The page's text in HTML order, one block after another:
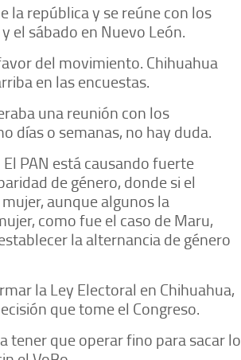
la república y se reúne con los
el sábado en Nuevo León.
del movimiento. Chihuahua
en las encuestas.
una reunión con los
días o semanas, no hay duda.
PAN está causando fuerte
de género, donde si el
aunque algunos la
como fue el caso de Maru,
la alternancia de género
la Ley Electoral en Chihuahua,
que tome el Congreso.
tener que operar fino para sacar lo